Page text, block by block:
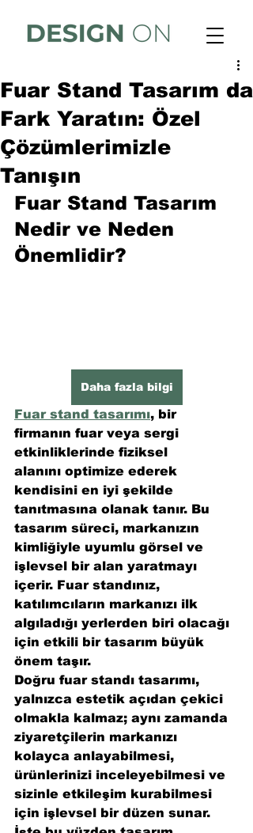
Fuar Stand Tasarım da
Fark Yaratın: Özel
Çözümlerimizle
Tanışın
Fuar Stand Tasarım
Nedir ve Neden
Önemlidir?
Daha fazla bilgi
Fuar stand tasarımı, bir
firmanın fuar veya sergi
etkinliklerinde fiziksel
alanını optimize ederek
kendisini en iyi şekilde
tanıtmasına olanak tanır. Bu
tasarım süreci, markanızın
kimliğiyle uyumlu görsel ve
işlevsel bir alan yaratmayı
içerir. Fuar standınız,
katılımcıların markanızı ilk
algıladığı yerlerden biri olacağı
için etkili bir tasarım büyük
önem taşır.
Doğru fuar standı tasarımı,
yalnızca estetik açıdan çekici
olmakla kalmaz; aynı zamanda
ziyaretçilerin markanızı
kolayca anlayabilmesi,
ürünlerinizi inceleyebilmesi ve
sizinle etkileşim kurabilmesi
için işlevsel bir düzen sunar.